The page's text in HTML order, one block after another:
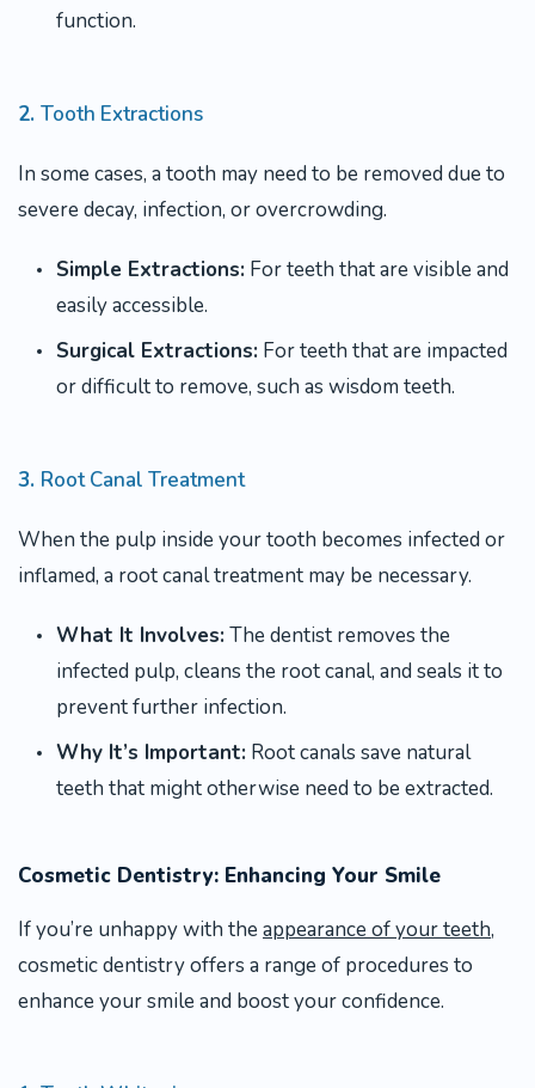
function.
2. Tooth Extractions
In some cases, a tooth may need to be removed due to
severe decay, infection, or overcrowding.
Simple Extractions: For teeth that are visible and
easily accessible.
Surgical Extractions: For teeth that are impacted
or difficult to remove, such as wisdom teeth.
3. Root Canal Treatment
When the pulp inside your tooth becomes infected or
inflamed, a root canal treatment may be necessary.
What It Involves:The dentist removes the
infected pulp, cleans the root canal, and seals it to
prevent further infection.
Why It’s Important: Root canals save natural
teeth that might otherwise need to be extracted.
Cosmetic Dentistry: Enhancing Your Smile
If you’re unhappy with the appearance of your teeth,
cosmetic dentistry offers a range of procedures to
enhance your smile and boost your confidence.